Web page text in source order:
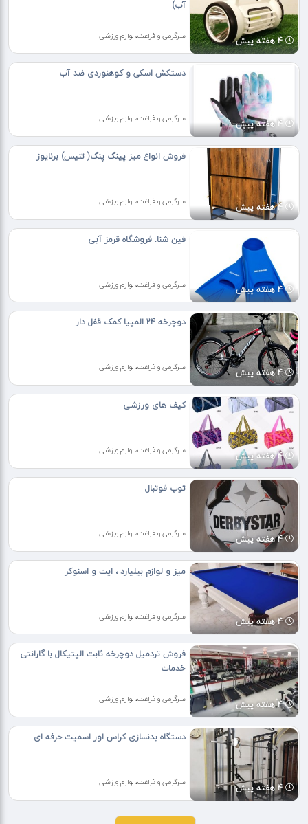
4 هفته پیش
آب)
سرگرمی و فراغت، لوازم ورزشی
4 هفته پیش
دستکش اسکی و کوهنوردی ضد آب
سرگرمی و فراغت، لوازم ورزشی
4 هفته پیش
فروش انواع میز پینگ پنگ( تنیس) برنایوز
سرگرمی و فراغت، لوازم ورزشی
4 هفته پیش
فین شنا. فروشگاه قرمز آبی
سرگرمی و فراغت، لوازم ورزشی
4 هفته پیش
دوچرخه 24 المپیا کمک قفل دار
سرگرمی و فراغت، لوازم ورزشی
4 هفته پیش
کیف های ورزشی
سرگرمی و فراغت، لوازم ورزشی
4 هفته پیش
توپ فوتبال
سرگرمی و فراغت، لوازم ورزشی
4 هفته پیش
میز و لوازم بیلیارد ، ایت و اسنوکر
سرگرمی و فراغت، لوازم ورزشی
4 هفته پیش
فروش تردمیل دوچرخه ثابت الپتیکال با گارانتی
خدمات
سرگرمی و فراغت، لوازم ورزشی
4 هفته پیش
دستگاه بدنسازی کراس اور اسمیت حرفه ای
سرگرمی و فراغت، لوازم ورزشی